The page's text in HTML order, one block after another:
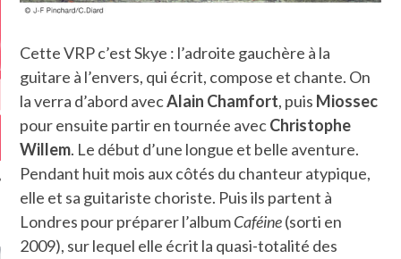
KARMA –
ANNIVERSAIRE
Cette VRP c’est Skye : l’adroite gauchère à la
guitare à l’envers, qui écrit, compose et chante. On
la verra d’abord avecAlain Chamfort, puis Miossec
pour ensuite partir en tournée avecChristophe
Willem. Le début d’une longue et belle aventure.
Pendant huit mois aux côtés du chanteur atypique,
elle et sa guitariste choriste. Puis ils partent à
Londres pour préparer l’albumCaféine(sorti en
2009), sur lequel elle écrit la quasi-totalité des